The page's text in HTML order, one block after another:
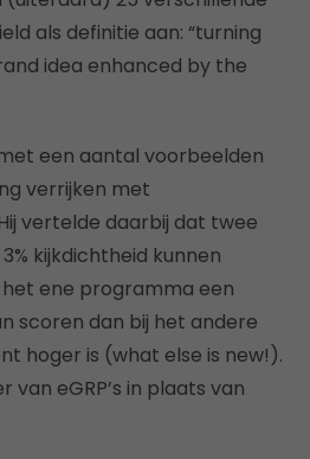
als definitie aan: “turning
idea enhanced by the
een aantal voorbeelden
verrijken met
vertelde daarbij dat twee
kijkdichtheid kunnen
ene programma een
scoren dan bij het andere
hoger is (what else is new!).
van eGRP’s in plaats van